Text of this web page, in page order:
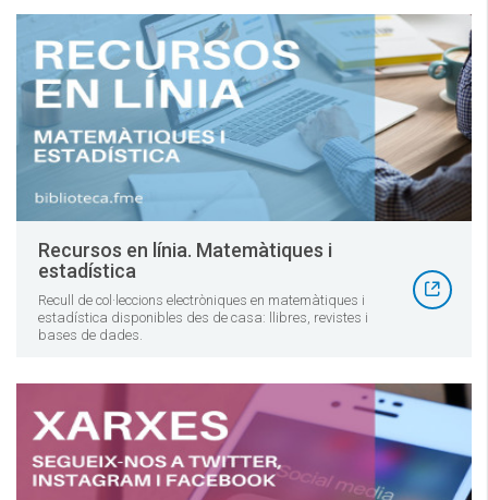
Recursos en línia. Matemàtiques i
estadística
Recull de col·leccions electròniques en matemàtiques i
estadística disponibles des de casa: llibres, revistes i
bases de dades.